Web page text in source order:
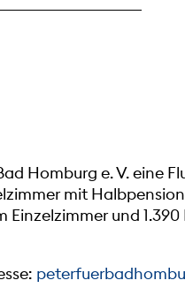
Homburg e. V. eine
mit
und 1.390